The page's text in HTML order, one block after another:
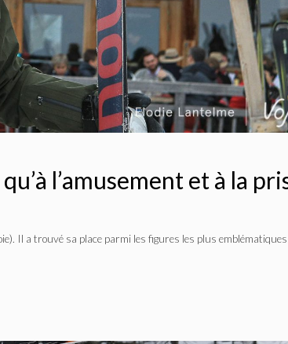
l’amusement et à la
Il a trouvé sa place parmi les figures les plus